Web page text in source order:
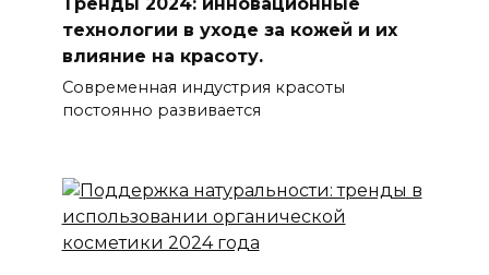
технологии в уходе за кожей и их
влияние на красоту.
Современная индустрия красоты
постоянно развивается